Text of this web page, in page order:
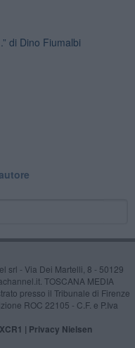
di Dino Fiumalbi
srl - Via Dei Martelli, 8 - 50129
TOSCANA MEDIA
presso il Tribunale di Firenze
ROC 22105 - C.F. e P.Iva
| Privacy Nielsen